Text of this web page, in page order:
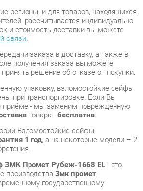
заказа в доставку, а также в
получения заказа вы можете
решение об отказе от покупки.
упаковку, взломостойкие сейфы
при транспортировке. Если Вы
- мы заменим поврежденную
товара -бесплатна.
1 год, а на некоторые модели – 2
Промет Рубеж-1668 EL
государственному
довольны вашим приобретением, и
отзыв об опыте его
поможет сориентироваться нашим